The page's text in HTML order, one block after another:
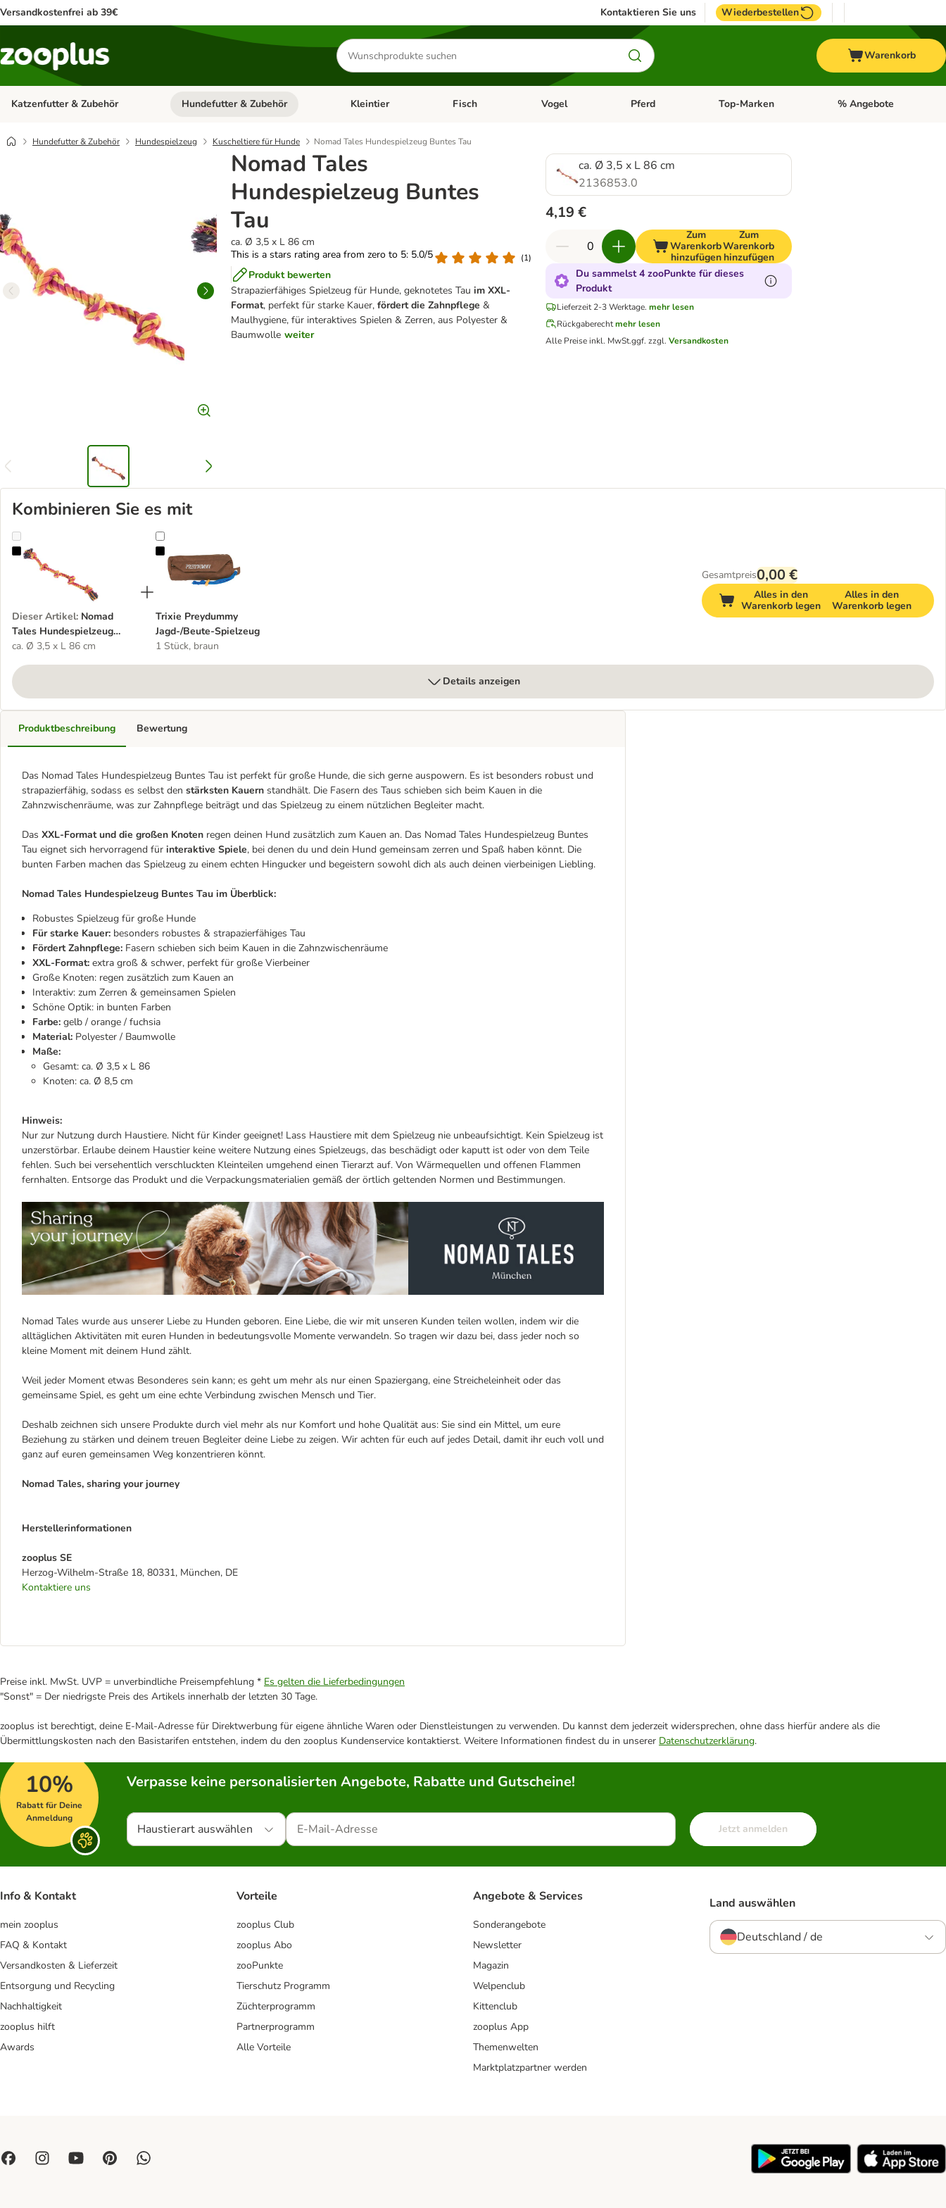
Versandkostenfrei ab 39€ Kontaktieren Sie uns Wiederbestellen
Produkte
suchen
Warenkorb
Katzenfutter & Zubehör Kategorie-Menü öffnen: Katzenfutter & Zubehör
Hundefutter & Zubehör Kategorie-Menü öffnen: Hundefutter & Zubehör
Kleintier Kategorie-Menü öffnen: Kleintier
Fisch Kategorie-Menü öffnen: Fisch
Vogel Kategorie-Menü öffnen: Vogel
Pferd Kategorie-Menü öffnen: Pferd
Top-Marken Kategorie-Menü öffnen:
% Angebote
Hundefutter & Zubehör Hundespielzeug Kuscheltiere für Hunde Nomad Tales Hundespielzeug Buntes Tau
Nomad Tales
Hundespielzeug Buntes
Tau
ca. Ø 3,5 x L 86 cm
This is a stars rating area from zero to 5: 5.0/5
(1)
Produkt bewerten
Strapazierfähiges Spielzeug für Hunde, geknotetes Tauim XXL-
Format, perfekt für starke Kauer, fördert die Zahnpflege &
Maulhygiene, für interaktives Spielen & Zerren, aus Polyester &
Baumwolle weiter
ca. Ø 3,5 x L 86 cm
2136853.0
4,19 €
Zum
Warenkorb
hinzufügen
Zum
Warenkorb
hinzufügen
Du sammelst 4 zooPunkte für dieses
Produkt
Lieferzeit 2-3 Werktage. mehr lesen
Rückgaberechtmehr lesen
Alle Preise inkl. MwSt.ggf. zzgl.Versandkosten
Kombinieren Sie es mit
Nomad Tales Hundespielzeug Buntes Tau
Dieser Artikel: Nomad
Tales Hundespielzeug
Buntes Tau
ca. Ø 3,5 x L 86 cm
Trixie Preydummy Jagd-/Beute-Spielzeug
Trixie Preydummy
Jagd-/Beute-Spielzeug
1 Stück, braun
Gesamtpreis0,00 €
Alles in den
Warenkorb legen
Alles in den
Warenkorb legen
Details anzeigen
Produktbeschreibung
Das Nomad Tales Hundespielzeug Buntes Tau ist perfekt für große Hunde, die sich gerne auspowern. Es ist besonders robust und
strapazierfähig, sodass es selbst den stärksten Kauern standhält. Die Fasern des Taus schieben sich beim Kauen in die
Zahnzwischenräume, was zur Zahnpflege beiträgt und das Spielzeug zu einem nützlichen Begleiter macht.
Das XXL-Format und die großen Knoten regen deinen Hund zusätzlich zum Kauen an. Das Nomad Tales Hundespielzeug Buntes
Tau eignet sich hervorragend für interaktive Spiele, bei denen du und dein Hund gemeinsam zerren und Spaß haben könnt. Die
bunten Farben machen das Spielzeug zu einem echten Hingucker und begeistern sowohl dich als auch deinen vierbeinigen Liebling.
Nomad Tales Hundespielzeug Buntes Tau im Überblick:
Robustes Spielzeug für große Hunde
Für starke Kauer: besonders robustes & strapazierfähiges Tau
Fördert Zahnpflege: Fasern schieben sich beim Kauen in die Zahnzwischenräume
XXL-Format: extra groß & schwer, perfekt für große Vierbeiner
Große Knoten: regen zusätzlich zum Kauen an
Interaktiv: zum Zerren & gemeinsamen Spielen
Schöne Optik: in bunten Farben
Farbe: gelb / orange / fuchsia
Material: Polyester / Baumwolle
Maße:
Gesamt: ca. Ø 3,5 x L 86
Knoten: ca. Ø 8,5 cm
Hinweis:
Nur zur Nutzung durch Haustiere. Nicht für Kinder geeignet! Lass Haustiere mit dem Spielzeug nie unbeaufsichtigt. Kein Spielzeug ist
unzerstörbar. Erlaube deinem Haustier keine weitere Nutzung eines Spielzeugs, das beschädigt oder kaputt ist oder von dem Teile
fehlen. Such bei versehentlich verschluckten Kleinteilen umgehend einen Tierarzt auf. Von Wärmequellen und offenen Flammen
fernhalten. Entsorge das Produkt und die Verpackungsmaterialien gemäß der örtlich geltenden Normen und Bestimmungen.
Nomad Tales wurde aus unserer Liebe zu Hunden geboren. Eine Liebe, die wir mit unseren Kunden teilen wollen, indem wir die
alltäglichen Aktivitäten mit euren Hunden in bedeutungsvolle Momente verwandeln. So tragen wir dazu bei, dass jeder noch so
kleine Moment mit deinem Hund zählt.
Weil jeder Moment etwas Besonderes sein kann; es geht um mehr als nur einen Spaziergang, eine Streicheleinheit oder das
gemeinsame Spiel, es geht um eine echte Verbindung zwischen Mensch und Tier.
Deshalb zeichnen sich unsere Produkte durch viel mehr als nur Komfort und hohe Qualität aus: Sie sind ein Mittel, um eure
Beziehung zu stärken und deinem treuen Begleiter deine Liebe zu zeigen. Wir achten für euch auf jedes Detail, damit ihr euch voll und
ganz auf euren gemeinsamen Weg konzentrieren könnt.
Nomad Tales, sharing your journey
Herstellerinformationen
zooplus SE
Herzog-Wilhelm-Straße 18, 80331, München, DE
Kontaktiere uns
Bewertung
Preise inkl. MwSt. UVP = unverbindliche Preisempfehlung * Es gelten die Lieferbedingungen
"Sonst" = Der niedrigste Preis des Artikels innerhalb der letzten 30 Tage.
zooplus ist berechtigt, deine E-Mail-Adresse für Direktwerbung für eigene ähnliche Waren oder Dienstleistungen zu verwenden. Du kannst dem jederzeit widersprechen, ohne dass hierfür andere als die
Übermittlungskosten nach den Basistarifen entstehen, indem du den zooplus Kundenservice kontaktierst. Weitere Informationen findest du in unserer Datenschutzerklärung.
10%
Rabatt für Deine
Anmeldung
Verpasse keine personalisierten Angebote, Rabatte und Gutscheine!
Haustierart auswählen Jetzt anmelden
Info & Kontakt
mein zooplus
FAQ & Kontakt
Versandkosten & Lieferzeit
Entsorgung und Recycling
Nachhaltigkeit
zooplus hilft
Awards
Vorteile
zooplus Club
zooplus Abo
zooPunkte
Tierschutz Programm
Züchterprogramm
Partnerprogramm
Alle Vorteile
Angebote & Services
Sonderangebote
Newsletter
Magazin
Welpenclub
Kittenclub
zooplus App
Themenwelten
Marktplatzpartner werden
Land auswählen
Deutschland / de